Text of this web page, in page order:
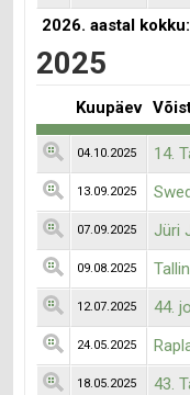
2026. aastal kokku:
2025
Kuupäev
04.10.2025 14.
13.09.2025
07.09.2025 Jüri
09.08.2025
12.07.2025 44.
24.05.2025
18.05.2025 43.